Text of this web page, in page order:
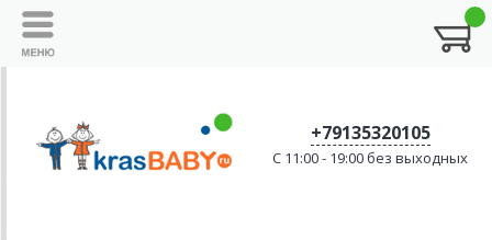
+79135320105
C 11:00 - 19:00 без выходных